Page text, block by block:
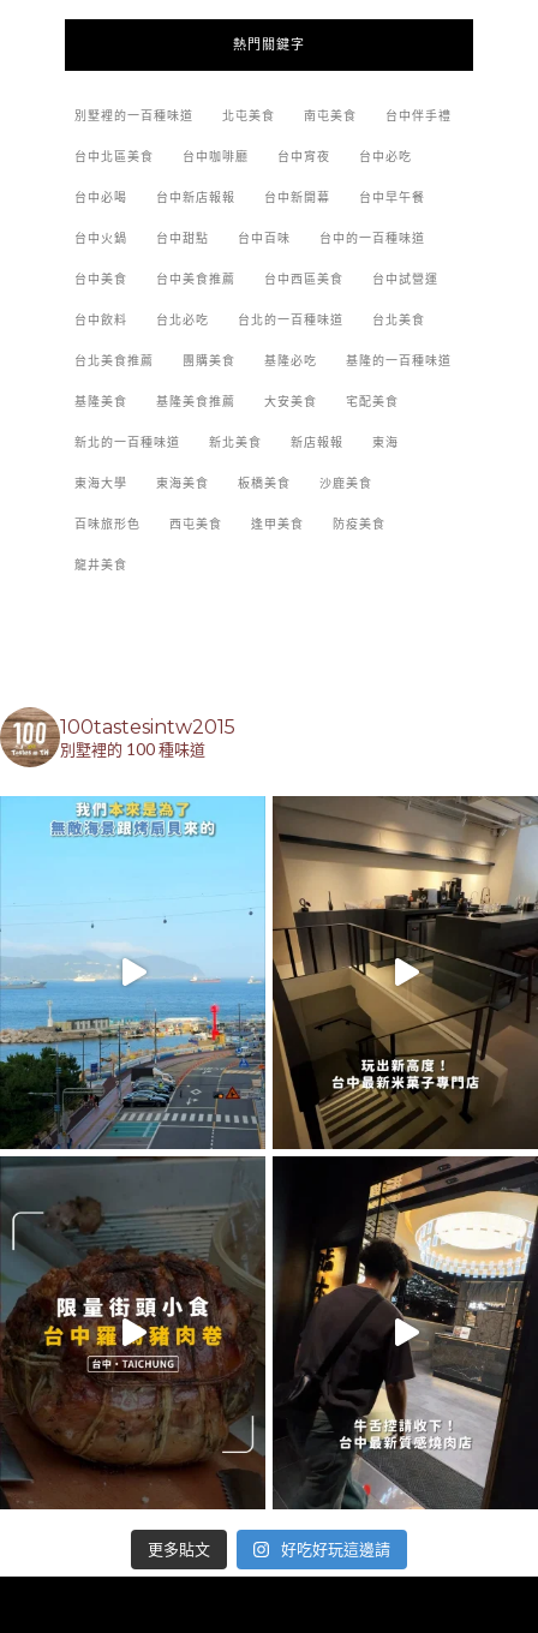
熱門關鍵字
別墅裡的一百種味道 北屯美食 南屯美食 台中伴手禮
台中北區美食 台中咖啡廳 台中宵夜 台中必吃
台中必喝 台中新店報報 台中新開幕 台中早午餐
台中火鍋 台中甜點 台中百味 台中的一百種味道
台中美食 台中美食推薦 台中西區美食 台中試營運
台中飲料 台北必吃 台北的一百種味道 台北美食
台北美食推薦 團購美食 基隆必吃 基隆的一百種味道
基隆美食 基隆美食推薦 大安美食 宅配美食
新北的一百種味道 新北美食 新店報報 東海
東海大學 東海美食 板橋美食 沙鹿美食
百味旅形色 西屯美食 逢甲美食 防疫美食
龍井美食
100tastesintw2015
別墅裡的 100 種味道
更多貼文 好吃好玩這邊請